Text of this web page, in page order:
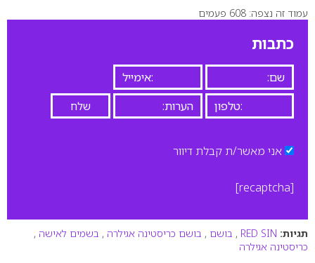
0
עמוד זה נצפה: 608 פעמים
כתבות
אני מאשר/ת קבלת דיוור
[recaptcha]
תגיות: RED SIN
, בושם , בושם כריסטינה אגילרה , בשמים לאישה ,
כריסטינה אגילרה